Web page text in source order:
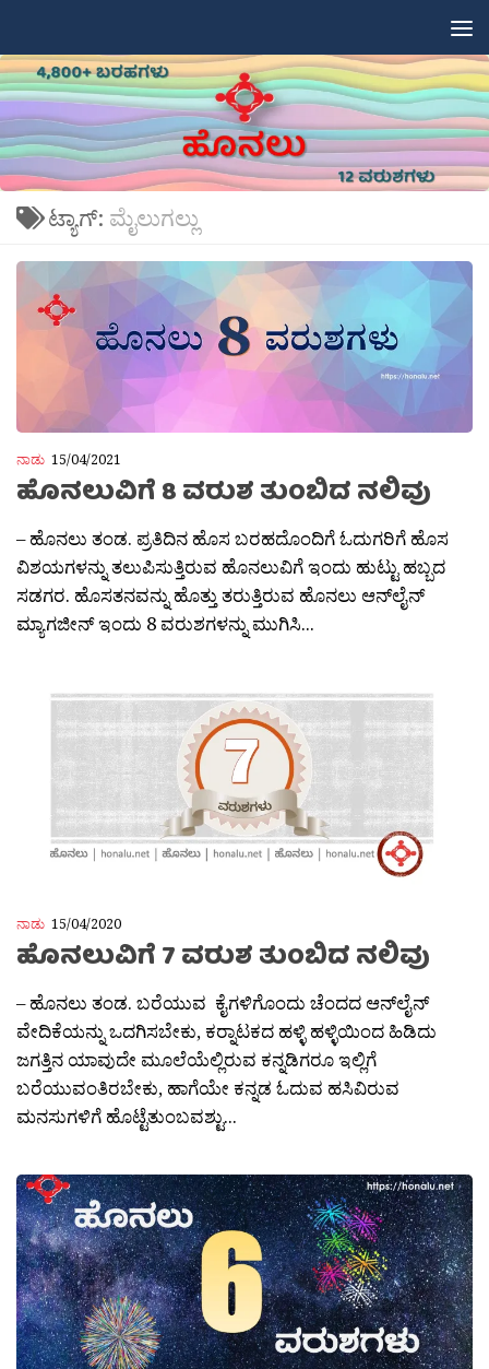
ಟ್ಯಾಗ್: ಮೈಲುಗಲ್ಲು
ನಾಡು 15/04/2021
ಹೊನಲುವಿಗೆ 8 ವರುಶ ತುಂಬಿದ ನಲಿವು
– ಹೊನಲು ತಂಡ. ಪ್ರತಿದಿನ ಹೊಸ ಬರಹದೊಂದಿಗೆ ಓದುಗರಿಗೆ ಹೊಸ
ವಿಶಯಗಳನ್ನು ತಲುಪಿಸುತ್ತಿರುವ ಹೊನಲುವಿಗೆ ಇಂದು ಹುಟ್ಟು ಹಬ್ಬದ
ಸಡಗರ. ಹೊಸತನವನ್ನು ಹೊತ್ತು ತರುತ್ತಿರುವ ಹೊನಲು ಆನ್‌ಲೈನ್‌
ಮ್ಯಾಗಜೀನ್‌ ಇಂದು 8 ವರುಶಗಳನ್ನು ಮುಗಿಸಿ...
ನಾಡು 15/04/2020
ಹೊನಲುವಿಗೆ 7 ವರುಶ ತುಂಬಿದ ನಲಿವು
– ಹೊನಲು ತಂಡ. ಬರೆಯುವ ಕೈಗಳಿಗೊಂದು ಚೆಂದದ ಆನ್‌ಲೈನ್
ವೇದಿಕೆಯನ್ನು ಒದಗಿಸಬೇಕು, ಕರ‍್ನಾಟಕದ ಹಳ್ಳಿ ಹಳ್ಳಿಯಿಂದ ಹಿಡಿದು
ಜಗತ್ತಿನ ಯಾವುದೇ ಮೂಲೆಯೆಲ್ಲಿರುವ ಕನ್ನಡಿಗರೂ ಇಲ್ಲಿಗೆ
ಬರೆಯುವಂತಿರಬೇಕು, ಹಾಗೆಯೇ ಕನ್ನಡ ಓದುವ ಹಸಿವಿರುವ
ಮನಸುಗಳಿಗೆ ಹೊಟ್ಟೆತುಂಬವಶ್ಟು...